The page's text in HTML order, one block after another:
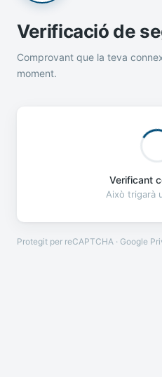
Verificació de
Comprovant que la teva
moment.
Verificant
Això trigarà
Protegit per reCAPTCHA · Google